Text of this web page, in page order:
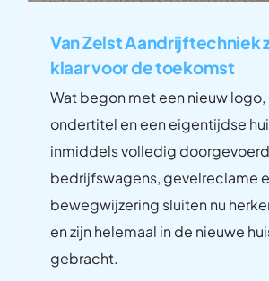
Van Zelst Aandrijftechniek
klaar voor de toekomst
Wat begon met een nieuw logo,
ondertitel en een eigentijdse
inmiddels volledig
bedrijfswagens, gevelreclame
bewegwijzering sluiten nu
en zijn helemaal in de nieuwe
gebracht.